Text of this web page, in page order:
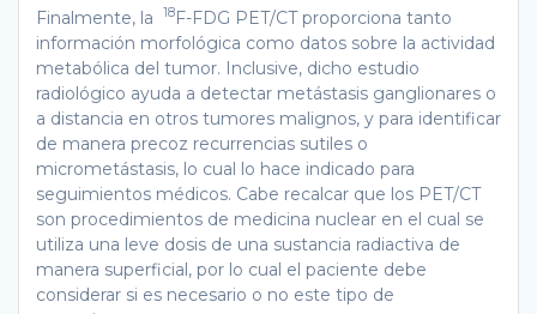
Finalmente, la 18F-FDG PET/CT proporciona tanto
información morfológica como datos sobre la actividad
metabólica del tumor. Inclusive, dicho estudio
radiológico ayuda a detectar metástasis ganglionares o
a distancia en otros tumores malignos, y para identificar
de manera precoz recurrencias sutiles o
micrometástasis, lo cual lo hace indicado para
seguimientos médicos. Cabe recalcar que los PET/CT
son procedimientos de medicina nuclear en el cual se
utiliza una leve dosis de una sustancia radiactiva de
manera superficial, por lo cual el paciente debe
considerar si es necesario o no este tipo de